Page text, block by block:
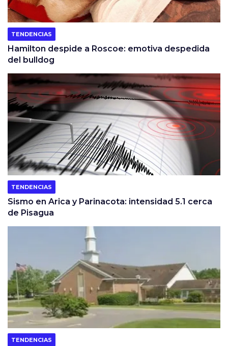
TENDENCIAS
Hamilton despide a Roscoe: emotiva despedida
del bulldog
TENDENCIAS
Sismo en Arica y Parinacota: intensidad 5.1 cerca
de Pisagua
TENDENCIAS